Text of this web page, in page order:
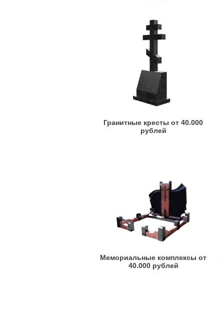
Гранитные кресты от 40.000
рублей
Мемориальные комплексы от
40.000 рублей